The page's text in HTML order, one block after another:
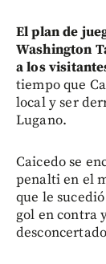
El plan de
Washington
a los
tiempo que
local y ser
Lugano.
Caicedo se
penalti en el
que le
gol en contra